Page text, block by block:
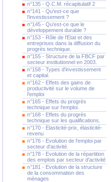
n°135 - Q.C.M. récapitulatif 2
n°141 - Qu'est-ce que
l'investissement ?
n°145 - Qu'est-ce que le
développement durable ?
n°153 - Rôle de l'Etat et des
entreprises dans la diffusion du
progrès technique.
n°155 - Structure de la FBCF par
secteur institutionnel en 2003.
n°158 - Types d'investissement
et capital.
n°162 - Effets des gains de
productivité sur le volume de
l'emploi
n°165 - Effets du progrès
technique sur l'emploi.
n°168 - Effets du progrès
technique sur les qualifications.
n°170 - Elasticité-prix, élasticité-
revenu
n°176 - Evolution de l'emploi par
secteur d'activité.
n°178 - Evolution de la répartition
des emplois par secteur d'activité
n°181 - Evolution de la structure
de la consommation des
ménages